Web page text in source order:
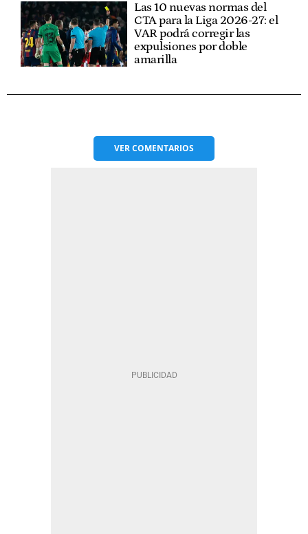
Las 10 nuevas normas del
CTA para la Liga 2026-27: el
VAR podrá corregir las
expulsiones por doble
amarilla
VERCOMENTARIOS